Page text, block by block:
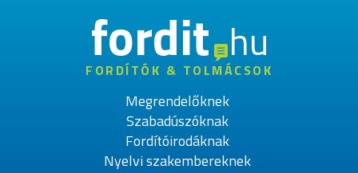
fordithu
FORDÍTÓK & TOLMÁCSOK
Megrendelőknek
Szabadúszóknak
Fordítóirodáknak
Nyelvi szakembereknek